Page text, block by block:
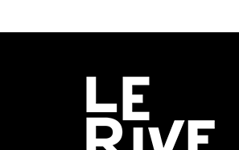
Informations